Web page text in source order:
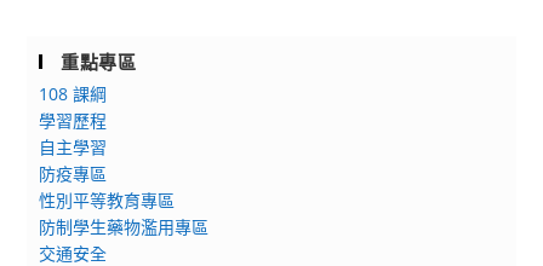
重點專區
108 課綱
學習歷程
自主學習
防疫專區
性別平等教育專區
防制學生藥物濫用專區
交通安全